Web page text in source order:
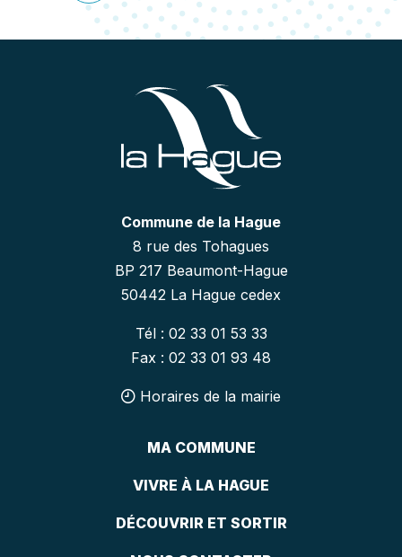
Commune de la Hague
8 rue des Tohagues
BP 217 Beaumont-Hague
50442 La Hague cedex
Tél : 02 33 01 53 33
Fax : 02 33 01 93 48
Horaires de la mairie
MA COMMUNE
VIVRE À LA HAGUE
DÉCOUVRIR ET SORTIR